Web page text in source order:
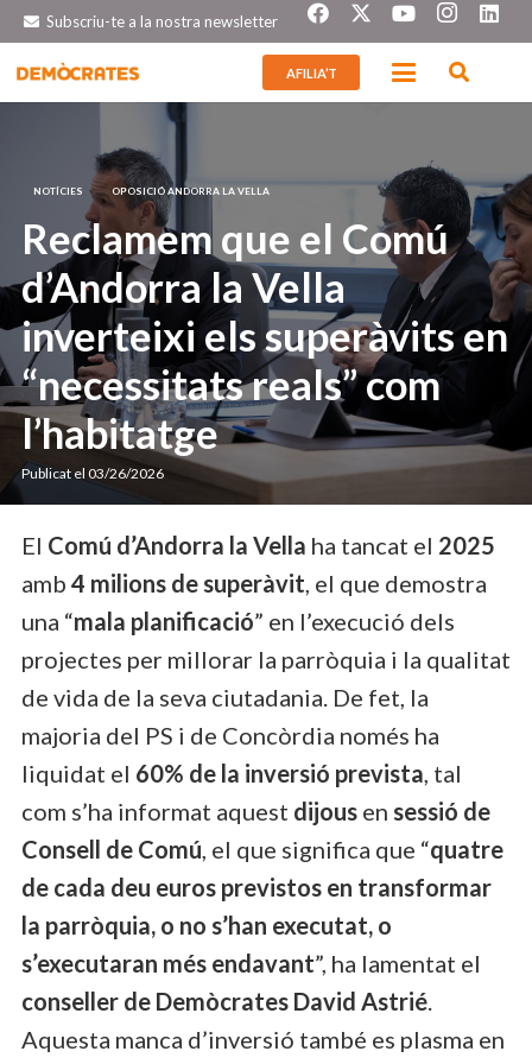
Subscriu-te a la nostra newsletter
AFILIA’T
NOTÍCIES OPOSICIÓ ANDORRA LA VELLA
Reclamem que el Comú
d’Andorra la Vella
inverteixi els superàvits en
“necessitats reals” com
l’habitatge
Publicat el 03/26/2026
El Comú d’Andorra la Vella ha tancat el 2025
amb 4 milions de superàvit, el que demostra
una “mala planificació” en l’execució dels
projectes per millorar la parròquia i la qualitat
de vida de la seva ciutadania. De fet, la
majoria del PS i de Concòrdia només ha
liquidat el 60% de la inversió prevista, tal
com s’ha informat aquest dijous en sessió de
Consell de Comú, el que significa que “quatre
de cada deu euros previstos en transformar
la parròquia, o no s’han executat, o
s’executaran més endavant”, ha lamentat el
conseller de Demòcrates David Astrié.
Aquesta manca d’inversió també es plasma en